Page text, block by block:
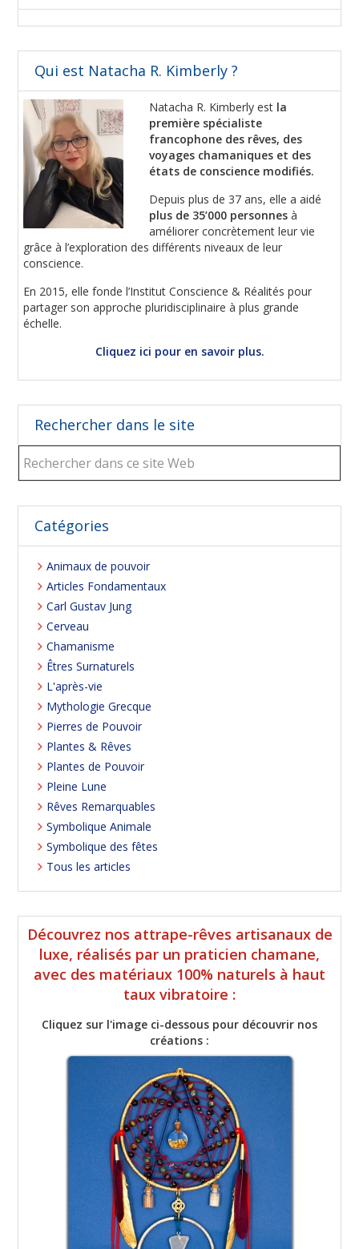
Qui est Natacha R. Kimberly ?
Natacha R. Kimberly est la
première spécialiste
francophone des rêves, des
voyages chamaniques et des
états de conscience modifiés.
Depuis plus de 37 ans, elle a aidé
plus de 35’000 personnes à
améliorer concrètement leur vie
grâce à l’exploration des différents niveaux de leur
conscience.
En 2015, elle fonde l’Institut Conscience & Réalités pour
partager son approche pluridisciplinaire à plus grande
échelle.
Cliquez ici pour en savoir plus.
Rechercher dans le site
dans
ce
Catégories
Animaux de pouvoir
Articles Fondamentaux
Carl Gustav Jung
Cerveau
Chamanisme
Êtres Surnaturels
L'après-vie
Mythologie Grecque
Pierres de Pouvoir
Plantes & Rêves
Plantes de Pouvoir
Pleine Lune
Rêves Remarquables
Symbolique Animale
Symbolique des fêtes
Tous les articles
Découvrez nos attrape-rêves artisanaux de
luxe, réalisés par un praticien chamane,
avec des matériaux 100% naturels à haut
taux vibratoire :
Cliquez sur l'image ci-dessous pour découvrir nos
créations :